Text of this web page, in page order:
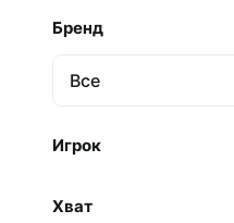
Бренд
Все
Игрок
Хват